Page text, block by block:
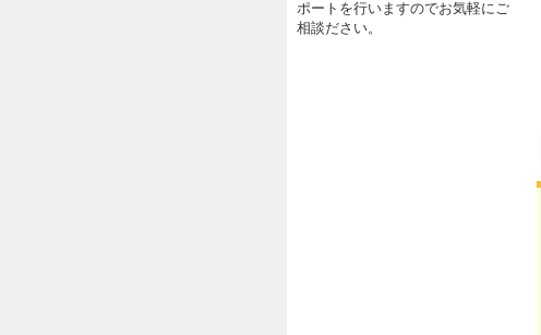
ポートを行いますのでお気軽にご
相談ださい。